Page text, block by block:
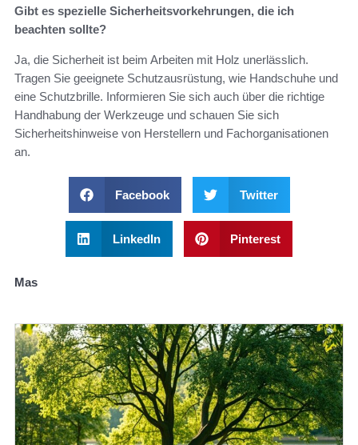
Gibt es spezielle Sicherheitsvorkehrungen, die ich
beachten sollte?
Ja, die Sicherheit ist beim Arbeiten mit Holz unerlässlich.
Tragen Sie geeignete Schutzausrüstung, wie Handschuhe und
eine Schutzbrille. Informieren Sie sich auch über die richtige
Handhabung der Werkzeuge und schauen Sie sich
Sicherheitshinweise von Herstellern und Fachorganisationen
an.
Facebook Twitter
LinkedIn Pinterest
Mas